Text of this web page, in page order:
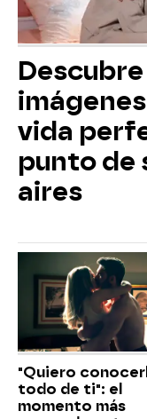
vida
punto de
aires
"Quiero
todo de ti": el
momento más